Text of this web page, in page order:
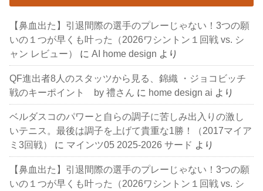
【鼻血出た】引退間際の選手のプレーじゃない！3つの願
いの１つが早くも叶った（2026ワシントン１回戦 vs. シ
ャン レビュー）
にAI home design より
QF進出者8人のスタッツから見る、錦織 ・ジョコビッチ
戦のキーポイント by 禮さん に home design ai より
ベルダスコのパワーと自らの調子に苦しみ出入りの激し
いテニス。最後は調子を上げて貴重な1勝！（2017マイア
ミ3回戦）
に マインツ05 2025-2026 サード より
【鼻血出た】引退間際の選手のプレーじゃない！3つの願
いの１つが早くも叶った（2026ワシントン１回戦 vs. シ